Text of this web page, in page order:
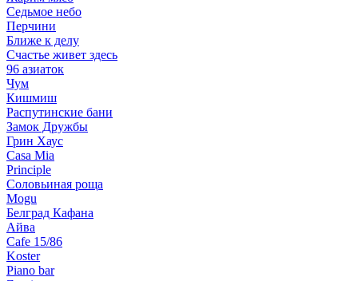
Седьмое небо
Перчини
Ближе к делу
Счастье живет здесь
96 азиаток
Чум
Кишмиш
Распутинские бани
Замок Дружбы
Грин Хаус
Casa Mia
Principle
Соловьиная роща
Mogu
Белград Кафана
Айва
Cafe 15/86
Koster
Piano bar